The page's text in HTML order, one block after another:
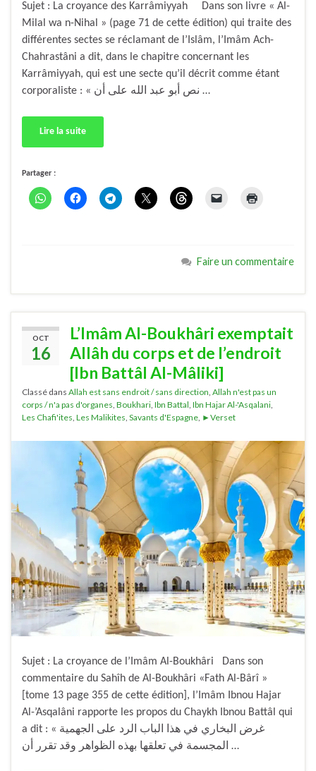
Sujet : La croyance des Karrâmiyyah Dans son livre « Al-
Milal wa n-Nihal » (page 71 de cette édition) qui traite des
différentes sectes se réclamant de l’Islâm, l’Imâm Ach-
Chahrastâni a dit, dans le chapitre concernant les
Karrâmiyyah, qui est une secte qu’il décrit comme étant
corporaliste : « نص أبو عبد الله على أن …
Lire la suite
Partager :
Faire un commentaire
OCT
16
L’Imâm Al-Boukhâri exemptait
Allâh du corps et de l’endroit
[Ibn Battâl Al-Mâliki]
Classé dans Allah est sans endroit / sans direction Allah n'est pas un
corps / n'a pas d'organes Boukhari Ibn Battal Ibn Hajar Al-'Asqalani
Les Chafi'ites Les Malikites Savants d'Espagne ►Verset
Sujet : La croyance de l’Imâm Al-Boukhâri Dans son
commentaire du Sahîh de Al-Boukhâri «Fath Al-Bârî »
[tome 13 page 355 de cette édition], l’Imâm Ibnou Hajar
Al-’Asqalâni rapporte les propos du Chaykh Ibnou Battâl qui
a dit : « غرض البخاري في هذا الباب الرد على الجهمية
المجسمة في تعلقها بهذه الظواهر وقد تقرر أن …